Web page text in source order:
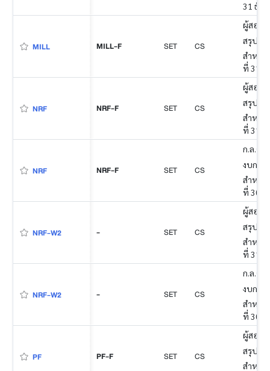
31 ธัน
MILL MILL-F SET CS
ผู้สอบบั
สรุป
สำหรับ
ที่ 31 มี
NRF NRF-F SET CS
ผู้สอบบั
สรุป
สำหรับ
ที่ 31 มี
NRF NRF-F SET CS
ก.ล.ต.
งบการ
สำหรับ
ที่ 30 กั
NRF-W2 - SET CS
ผู้สอบบั
สรุป
สำหรับ
ที่ 31 มี
NRF-W2 - SET CS
ก.ล.ต.
งบการ
สำหรับ
ที่ 30 กั
PF PF-F SET CS
ผู้สอบบั
สรุป
สำหรับ